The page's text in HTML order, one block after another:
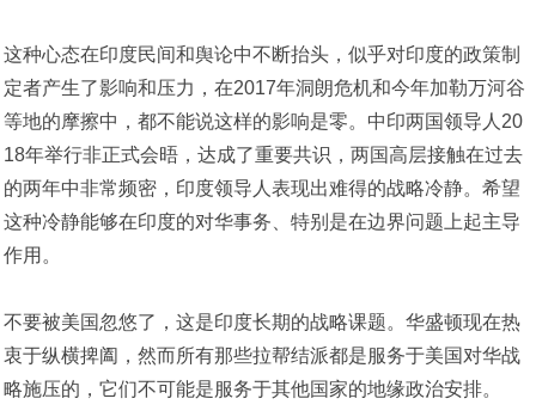
这种心态在印度民间和舆论中不断抬头，似乎对印度的政策制
定者产生了影响和压力，在2017年洞朗危机和今年加勒万河谷
等地的摩擦中，都不能说这样的影响是零。中印两国领导人20
18年举行非正式会晤，达成了重要共识，两国高层接触在过去
的两年中非常频密，印度领导人表现出难得的战略冷静。希望
这种冷静能够在印度的对华事务、特别是在边界问题上起主导
作用。
不要被美国忽悠了，这是印度长期的战略课题。华盛顿现在热
衷于纵横捭阖，然而所有那些拉帮结派都是服务于美国对华战
略施压的，它们不可能是服务于其他国家的地缘政治安排。